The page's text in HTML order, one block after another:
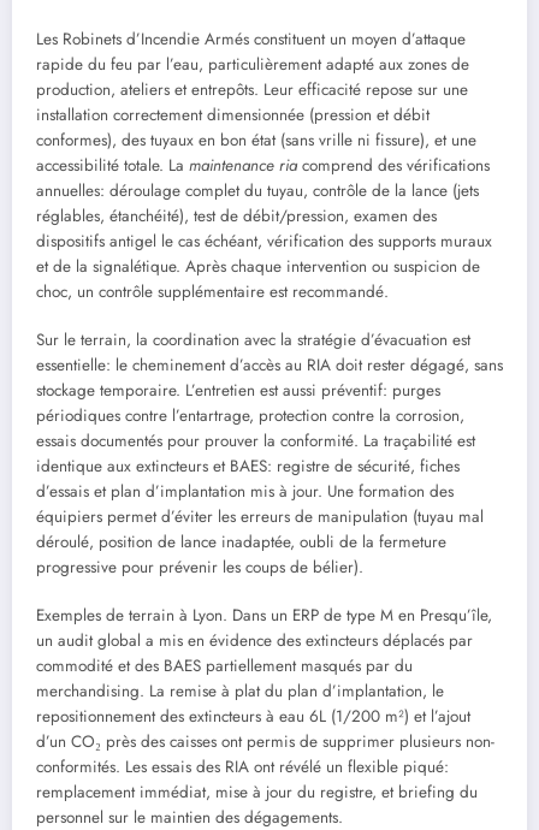
Les Robinets d’Incendie Armés constituent un moyen d’attaque
rapide du feu par l’eau, particulièrement adapté aux zones de
production, ateliers et entrepôts. Leur efficacité repose sur une
installation correctement dimensionnée (pression et débit
conformes), des tuyaux en bon état (sans vrille ni fissure), et une
accessibilité totale. La maintenance riacomprend des vérifications
annuelles: déroulage complet du tuyau, contrôle de la lance (jets
réglables, étanchéité), test de débit/pression, examen des
dispositifs antigel le cas échéant, vérification des supports muraux
et de la signalétique. Après chaque intervention ou suspicion de
choc, un contrôle supplémentaire est recommandé.
Sur le terrain, la coordination avec la stratégie d’évacuation est
essentielle: le cheminement d’accès au RIA doit rester dégagé, sans
stockage temporaire. L’entretien est aussi préventif: purges
périodiques contre l’entartrage, protection contre la corrosion,
essais documentés pour prouver la conformité. La traçabilité est
identique aux extincteurs et BAES: registre de sécurité, fiches
d’essais et plan d’implantation mis à jour. Une formation des
équipiers permet d’éviter les erreurs de manipulation (tuyau mal
déroulé, position de lance inadaptée, oubli de la fermeture
progressive pour prévenir les coups de bélier).
Exemples de terrain à Lyon. Dans un ERP de type M en Presqu’île,
un audit global a mis en évidence des extincteurs déplacés par
commodité et des BAES partiellement masqués par du
merchandising. La remise à plat du plan d’implantation, le
repositionnement des extincteurs à eau 6L (1/200 m²) et l’ajout
d’un CO₂ près des caisses ont permis de supprimer plusieurs non-
conformités. Les essais des RIA ont révélé un flexible piqué:
remplacement immédiat, mise à jour du registre, et briefing du
personnel sur le maintien des dégagements.